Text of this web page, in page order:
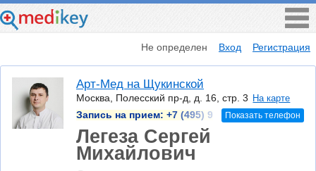
Не определен Вход Регистрация
Арт-Мед на Щукинской
Москва, Полесский пр-д, д. 16, стр. 3 На карте
Запись на прием: +7 (495) 9 Показать телефон
Легеза Сергей
Михайлович